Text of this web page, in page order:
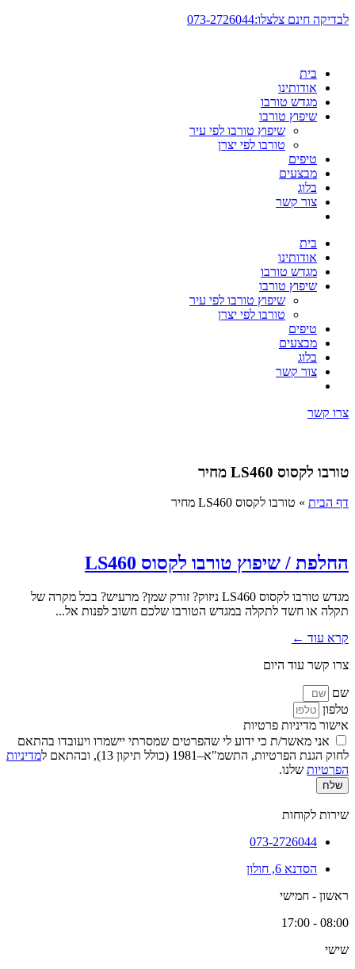
דלג
לבדיקה חינם צלצלו:073-2726044
בית
אודותינו
מגדש טורבו
שיפוץ טורבו
שיפוץ טורבו לפי עיר
טורבו לפי יצרן
טיפים
מבצעים
בלוג
צור קשר
בית
אודותינו
מגדש טורבו
שיפוץ טורבו
שיפוץ טורבו לפי עיר
טורבו לפי יצרן
טיפים
מבצעים
בלוג
צור קשר
צרו קשר
טורבו לקסוס LS460 מחיר
דף הבית » טורבו לקסוס LS460 מחיר
החלפת / שיפוץ טורבו לקסוס LS460
מגדש טורבו לקסוס LS460 ניזוק? זורק שמן? מרעיש? בכל מקרה של
תקלה או חשד לתקלה במגדש הטורבו שלכם חשוב לפנות אל...
קרא עוד ←
צרו קשר עוד היום
שם
טלפון
אישור מדיניות פרטיות
אני מאשר/ת כי ידוע לי שהפרטים שמסרתי יישמרו ויעובדו בהתאם
לחוק הגנת הפרטיות, התשמ"א–1981 (כולל תיקון 13), ובהתאם ל
מדיניות
הפרטיות שלנו.
שלח
שירות לקוחות
073-2726044
הסדנא 6, חולון
ראשון - חמישי
08:00 - 17:00
שישי